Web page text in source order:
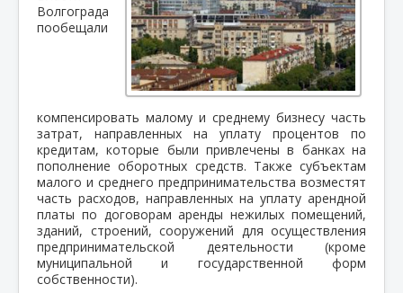
Волгограда
пообещали
компенсировать малому и среднему бизнесу часть
затрат, направленных на уплату процентов по
кредитам, которые были привлечены в банках на
пополнение оборотных средств. Также субъектам
малого и среднего предпринимательства возместят
часть расходов, направленных на уплату арендной
платы по договорам аренды нежилых помещений,
зданий, строений, сооружений для осуществления
предпринимательской деятельности (кроме
муниципальной и государственной форм
собственности).